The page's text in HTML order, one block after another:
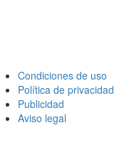
Condiciones de uso
Política de privacidad
Publicidad
Aviso legal